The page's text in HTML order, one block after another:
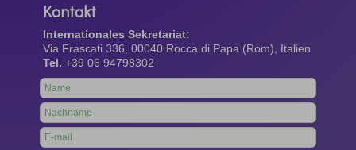
Kontakt
Internationales Sekretariat:
Via Frascati 336, 00040 Rocca di Papa (Rom), Italien
Tel. +39 06 94798302
Leave
this
field
blank